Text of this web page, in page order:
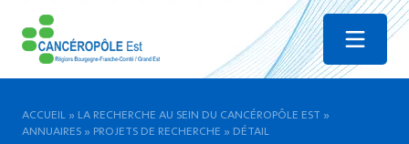
Menu
ACCUEIL » LA RECHERCHE AU SEIN DU CANCÉROPÔLE EST »
ANNUAIRES » PROJETS DE RECHERCHE » DÉTAIL